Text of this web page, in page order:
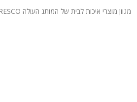
מגוון מוצרי איכות לבית של המותג העולה FRESCO עכשיו עם משלוח עד הבית